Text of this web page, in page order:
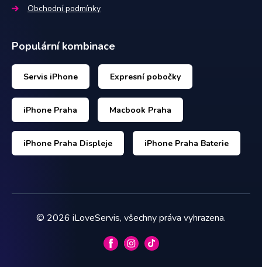
Obchodní podmínky
Populární kombinace
Servis iPhone Expresní pobočky
iPhone Praha Macbook Praha
iPhone Praha Displeje iPhone Praha Baterie
© 2026 iLoveServis, všechny práva vyhrazena.